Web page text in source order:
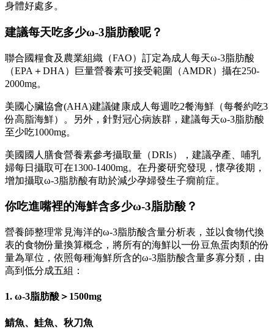
身體好處多。
建議每天吃多少ω-3脂肪酸呢？
聯合國糧食及農業組織（FAO）訂定為成人每天ω-3脂肪酸
（EPA＋DHA）巨量營養素可接受範圍（AMDR）攝在250-
2000mg。
美國心臟協會(AHA)建議健康成人每週吃2餐海鮮（每餐約吃3
份高脂海鮮）。另外，針對冠心病族群，建議每天ω-3脂肪酸
至少吃1000mg。
美國國人膳食營養素參考攝取量（DRIs），建議孕產、哺乳
婦每日攝取可在1300-1400mg。在丹麥研究發現，懷孕後期，
增加攝取ω-3脂肪酸有助於減少孕婦發生子癇前症。
你吃進嘴裡的海鮮含多少ω-3脂肪酸？
營養師整理常見海洋的ω-3脂肪酸含量分析表，並以食物代換
表的食物份量換算概念，將所有的海鮮以一份豆魚蛋肉類的份
量為單位，依照每種海鮮所含的ω-3脂肪酸含量多寡分類，由
高到低分成五組：
1. ω-3脂肪酸＞1500mg
鯖魚、鮭魚、秋刀魚